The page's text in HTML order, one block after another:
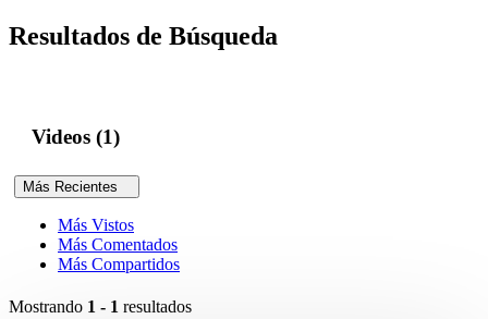
Resultados de Búsqueda
Videos (1)
Más Recientes
Más Vistos
Más Comentados
Más Compartidos
Mostrando 1 - 1 resultados